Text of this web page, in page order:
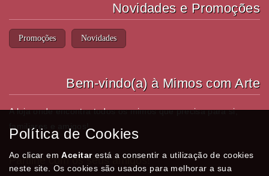
Novidades e Promoções
Promoções Novidades
Bem-vindo(a) à Mimos com Arte
A loja onde encontra todos os mimos que precisa para si,
familiares e amigos!
Partilhe com os seus amigos!
Política de Cookies
Ao clicar emAceitarestá a consentir a utilização de cookies
neste site. Os cookies são usados para melhorar a sua